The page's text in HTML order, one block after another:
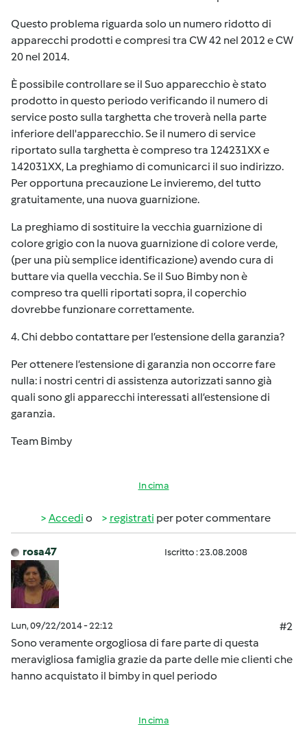
Questo problema riguarda solo un numero ridotto di
apparecchi prodotti e compresi tra CW 42 nel 2012 e CW
20 nel 2014.
È possibile controllare se il Suo apparecchio è stato
prodotto in questo periodo verificando il numero di
service posto sulla targhetta che troverà nella parte
inferiore dell'apparecchio. Se il numero di service
riportato sulla targhetta è compreso tra 124231XX e
142031XX, La preghiamo di comunicarci il suo indirizzo.
Per opportuna precauzione Le invieremo, del tutto
gratuitamente, una nuova guarnizione.
La preghiamo di sostituire la vecchia guarnizione di
colore grigio con la nuova guarnizione di colore verde,
(per una più semplice identificazione) avendo cura di
buttare via quella vecchia. Se il Suo Bimby non è
compreso tra quelli riportati sopra, il coperchio
dovrebbe funzionare correttamente.
4. Chi debbo contattare per l’estensione della garanzia?
Per ottenere l’estensione di garanzia non occorre fare
nulla: i nostri centri di assistenza autorizzati sanno già
quali sono gli apparecchi interessati all’estensione di
garanzia.
Team Bimby
In cima
Accedi o registrati per poter commentare
rosa47 Iscritto : 23.08.2008
Lun, 09/22/2014 - 22:12
#2
Sono veramente orgogliosa di fare parte di questa
meravigliosa famiglia grazie da parte delle mie clienti che
hanno acquistato il bimby in quel periodo
In cima